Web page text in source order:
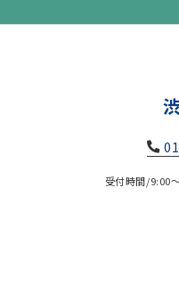
受付時間/9:00